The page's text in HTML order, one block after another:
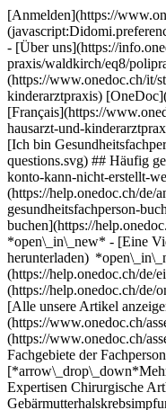
[Anmelden](https://
- [Über uns](https://
praxis/waldkirch/eq8/
(https://www.onedoc.ch/it/
kinderarztpraxis)
[Français](https://
hausarzt-und-
[Ich bin
questions.svg) ## Häufig
konto-kann-nicht-erstellt-
(https://help.onedoc.ch/de/
gesundheitsfachperson-
buchen](https://
*open\_in\_new* - [Eine
herunterladen)
(https://help.onedoc.ch/